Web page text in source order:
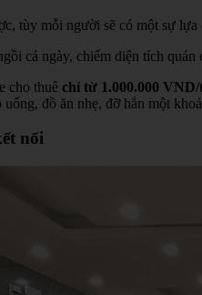
tùy mỗi người sẽ có một sự
cả ngày, chiếm diện tích
cho thuê chỉ từ 1.000.000
đồ ăn nhẹ, đỡ hẳn một
nối